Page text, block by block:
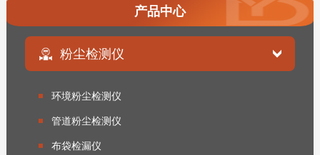
产品中心
粉尘检测仪
环境粉尘检测仪
管道粉尘检测仪
布袋检漏仪